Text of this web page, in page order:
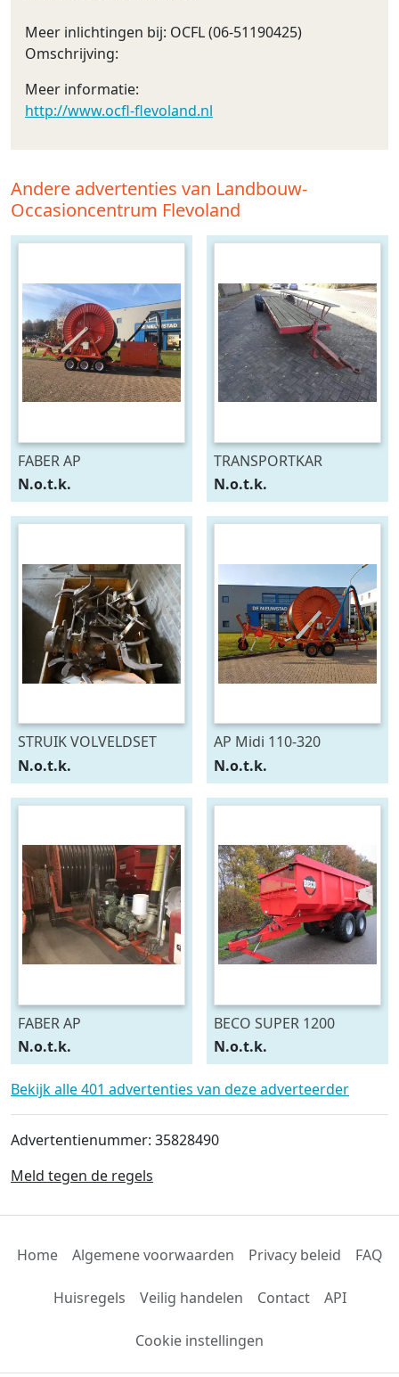
Meer inlichtingen bij: OCFL (06-51190425)
Omschrijving:
Meer informatie:
http://www.ocfl-flevoland.nl
Andere advertenties van Landbouw-
Occasioncentrum Flevoland
FABER AP
N.o.t.k.
TRANSPORTKAR
N.o.t.k.
STRUIK VOLVELDSET
N.o.t.k.
AP Midi 110-320
N.o.t.k.
FABER AP
N.o.t.k.
BECO SUPER 1200
N.o.t.k.
Bekijk alle 401 advertenties van deze adverteerder
Advertentienummer: 35828490
Meld tegen de regels
Home Algemene voorwaarden Privacy beleid FAQ
Huisregels Veilig handelen Contact API
Cookie instellingen